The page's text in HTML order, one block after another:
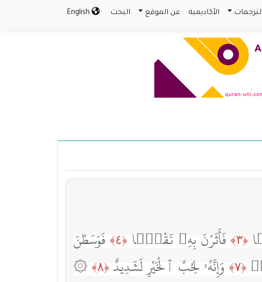
الأكاديمية عن الموقع البحث
﴿٣﴾ فَأَثَرْنَ بِهِۦ نَقْعًۭا ﴿٤﴾
فَوَسَطْنَ
﴿٧﴾ وَإِنَّهُۥ لِحُبِّ ٱلْخَيْرِ لَشَدِيدٌ ﴿٨﴾
۞